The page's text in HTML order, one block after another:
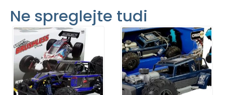
Ne spreglejte tudi